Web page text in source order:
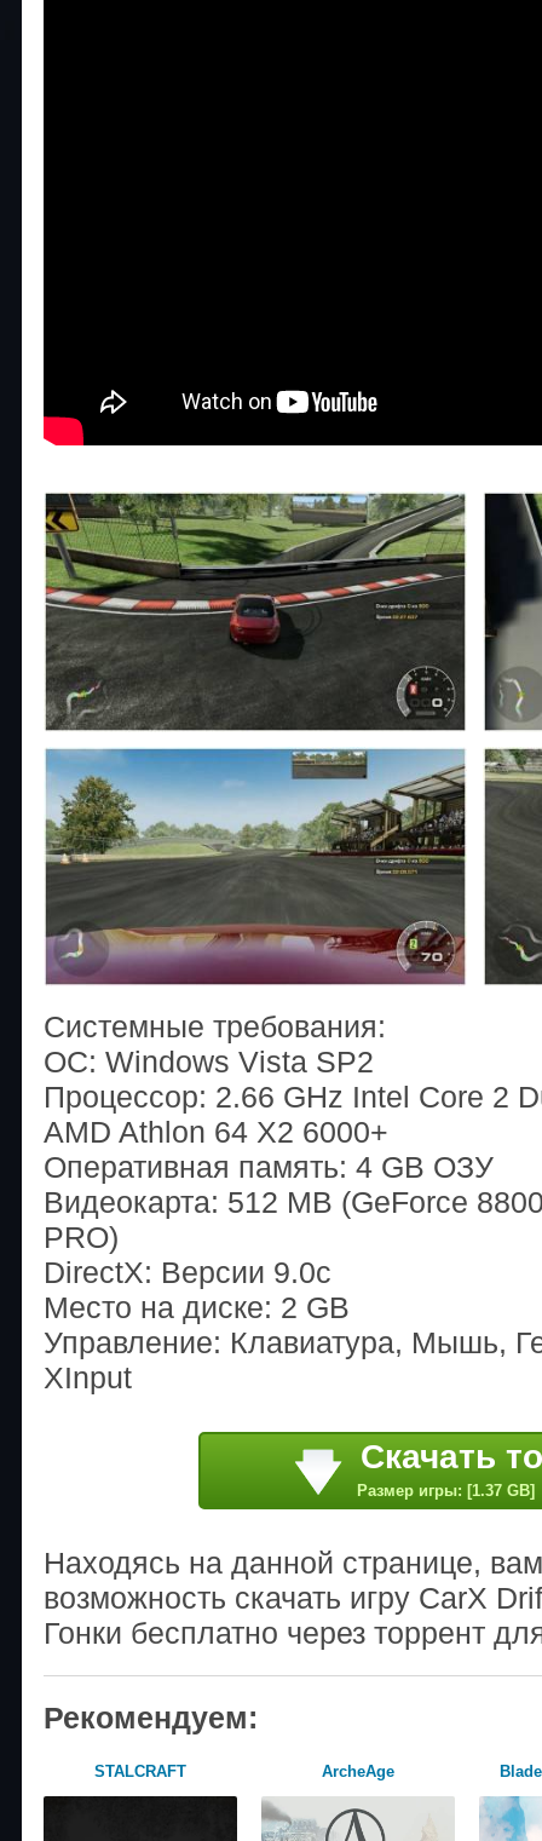
Системные требования:
ОС: Windows Vista SP2
Процессор: 2.66 GHz Intel Core 2
AMD Athlon 64 X2 6000+
Оперативная память: 4 GB ОЗУ
Видеокарта: 512 MB (GeForce
PRO)
DirectX: Версии 9.0c
Место на диске: 2 GB
Управление: Клавиатура, Мышь,
XInput
Скачать
Размер игры: [1.37 GB]
Находясь на данной странице,
возможность скачать игру CarX
Гонки бесплатно через торрент
Рекомендуем:
STALCRAFT ArcheAge